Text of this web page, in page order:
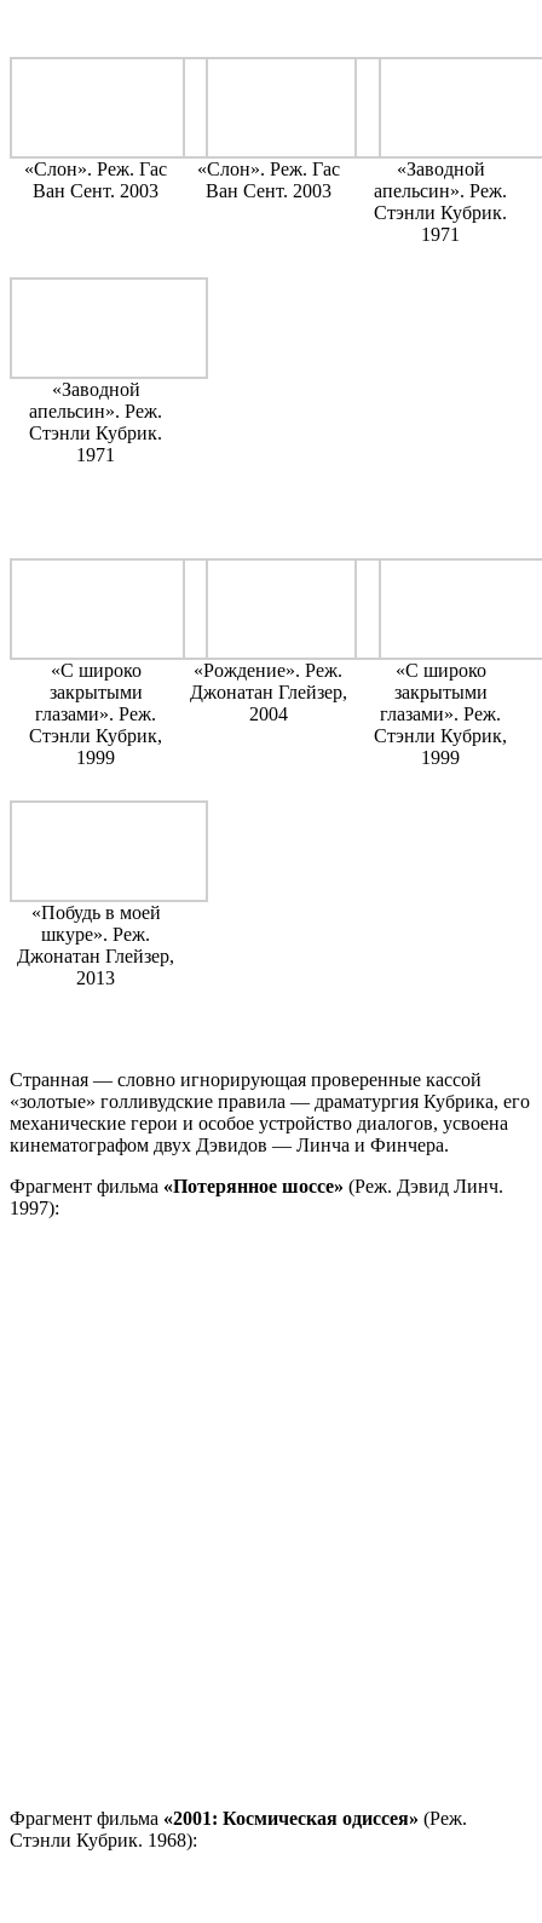
«Слон». Реж. Гас
Ван Сент. 2003
«Слон». Реж. Гас
Ван Сент. 2003
«Заводной
апельсин». Реж.
Стэнли Кубрик.
1971
«Заводной
апельсин». Реж.
Стэнли Кубрик.
1971
«С широко
закрытыми
глазами». Реж.
Стэнли Кубрик,
1999
«Рождение». Реж.
Джонатан Глейзер,
2004
«С широко
закрытыми
глазами». Реж.
Стэнли Кубрик,
1999
«Побудь в моей
шкуре». Реж.
Джонатан Глейзер,
2013
Странная — словно игнорирующая проверенные кассой
«золотые» голливудские правила — драматургия Кубрика, его
механические герои и особое устройство диалогов, усвоена
кинематографом двух Дэвидов — Линча и Финчера.
Фрагмент фильма «Потерянное шоссе» (Реж. Дэвид Линч.
1997):
Фрагмент фильма «2001: Космическая одиссея» (Реж.
Стэнли Кубрик. 1968):